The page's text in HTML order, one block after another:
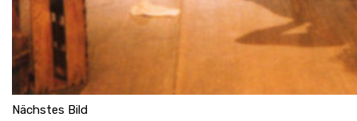
Nächstes Bild